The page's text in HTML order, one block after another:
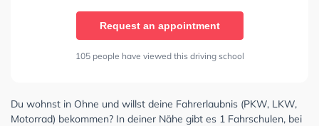
Request an appointment
105 people have viewed this driving school
Du wohnst in Ohne und willst deine Fahrerlaubnis (PKW, LKW,
Motorrad) bekommen? In deiner Nähe gibt es 1 Fahrschulen, bei